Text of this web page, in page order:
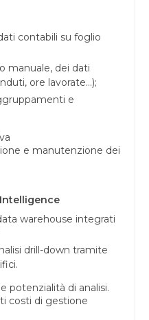
contabili su foglio
manuale, dei dati
ore lavorate…);
e
e manutenzione dei
warehouse integrati
drill-down tramite
potenzialità di analisi.
costi di gestione